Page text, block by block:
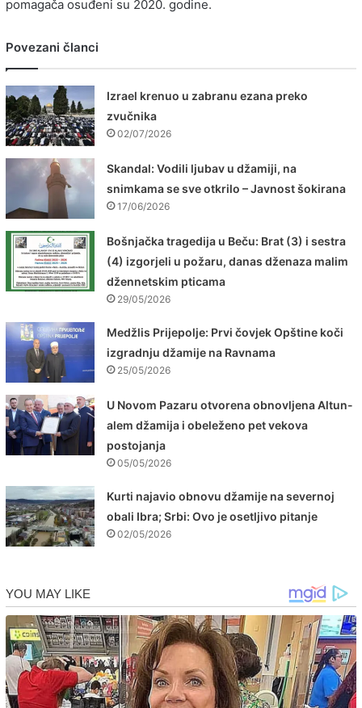
pomagača osuđeni su 2020. godine.
Povezani članci
Izrael krenuo u zabranu ezana preko
zvučnika
02/07/2026
Skandal: Vodili ljubav u džamiji, na
snimkama se sve otkrilo – Javnost šokirana
17/06/2026
Bošnjačka tragedija u Beču: Brat (3) i sestra
(4) izgorjeli u požaru, danas dženaza malim
džennetskim pticama
29/05/2026
Medžlis Prijepolje: Prvi čovjek Opštine koči
izgradnju džamije na Ravnama
25/05/2026
U Novom Pazaru otvorena obnovljena Altun-
alem džamija i obeleženo pet vekova
postojanja
05/05/2026
Kurti najavio obnovu džamije na severnoj
obali Ibra; Srbi: Ovo je osetljivo pitanje
02/05/2026